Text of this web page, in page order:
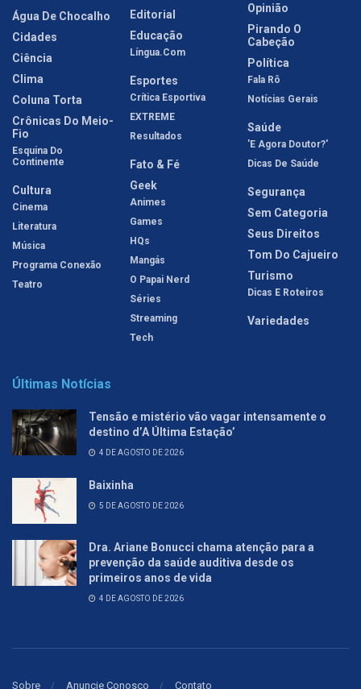
Água De Chocalho
Cidades
Ciência
Clima
Coluna Torta
Crônicas Do Meio-
Fio
Esquina Do
Continente
Cultura
Cinema
Literatura
Música
Programa Conexão
Teatro
Editorial
Educação
Língua.com
Esportes
Crítica Esportiva
EXTREME
Resultados
Fato & Fé
Geek
Animes
Games
HQs
Mangás
O Papai Nerd
Séries
Streaming
Tech
Opinião
Pirando O
Cabeção
Política
Fala Rô
Notícias Gerais
Saúde
'E Agora Doutor?'
Dicas De Saúde
Segurança
Sem Categoria
Seus Direitos
Tom Do Cajueiro
Turismo
Dicas E Roteiros
Variedades
Últimas Notícias
Tensão e mistério vão vagar intensamente o
destino d’A Última Estação’
4 DE AGOSTO DE 2026
Baixinha
5 DE AGOSTO DE 2026
Dra. Ariane Bonucci chama atenção para a
prevenção da saúde auditiva desde os
primeiros anos de vida
4 DE AGOSTO DE 2026
Sobre Anuncie Conosco Contato